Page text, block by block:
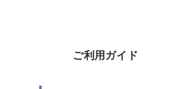
ご利用ガイド